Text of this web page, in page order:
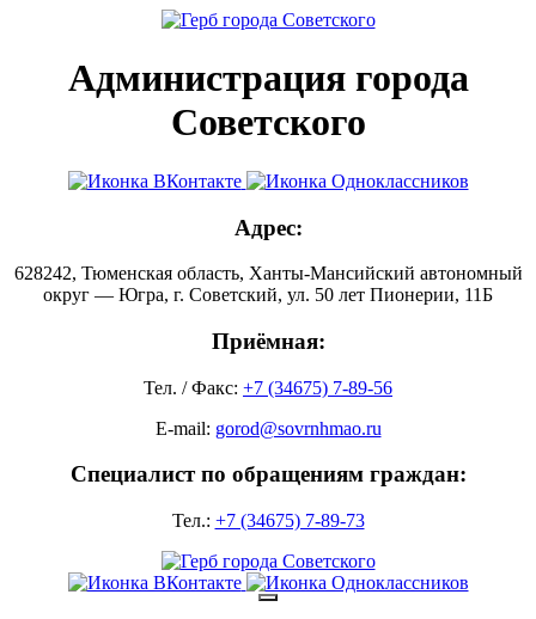
Администрация города
Советского
Адрес:
628242, Тюменская область, Ханты-Мансийский автономный
округ — Югра, г. Советский, ул. 50 лет Пионерии, 11Б
Приёмная:
Тел. / Факс: +7 (34675) 7-89-56
E-mail: gorod@sovrnhmao.ru
Специалист по обращениям граждан:
Тел.: +7 (34675) 7-89-73